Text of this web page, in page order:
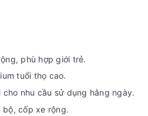
phù hợp giới trẻ.
tuổi thọ cao.
cho nhu cầu sử dụng hằng ngày.
bộ, cốp xe rộng.